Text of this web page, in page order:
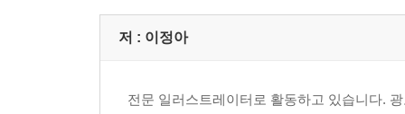
저 : 이정아
전문 일러스트레이터로 활동하고 있습니다.